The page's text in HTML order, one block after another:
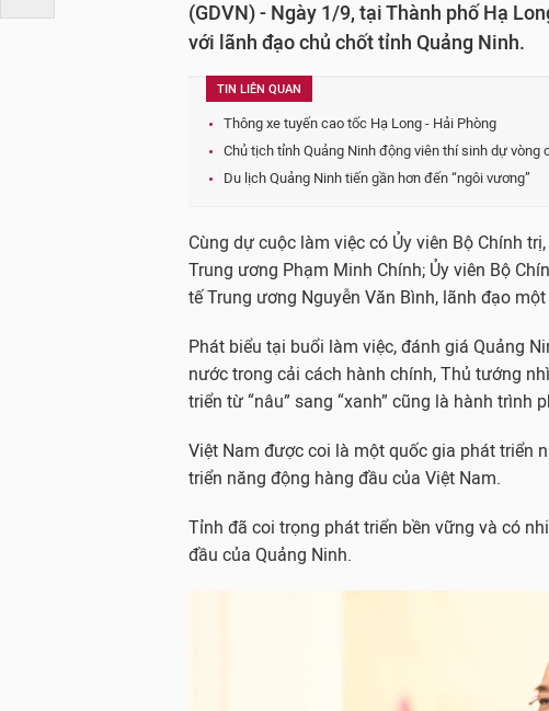
(GDVN) - Ngày 1/9, tại Thành phố Hạ
với lãnh đạo chủ chốt tỉnh Quảng Ninh.
TIN LIÊN QUAN
Thông xe tuyến cao tốc Hạ Long - Hải Phòng
Chủ tịch tỉnh Quảng Ninh động viên thí sinh dự vòng
Du lịch Quảng Ninh tiến gần hơn đến “ngôi vương”
Cùng dự cuộc làm việc có Ủy viên Bộ Chính
Trung ương Phạm Minh Chính; Ủy viên Bộ
tế Trung ương Nguyễn Văn Bình, lãnh đạo
Phát biểu tại buổi làm việc, đánh giá Quảng
nước trong cải cách hành chính, Thủ tướng
triển từ “nâu” sang “xanh” cũng là hành trình
Việt Nam được coi là một quốc gia phát triển
triển năng động hàng đầu của Việt Nam.
Tỉnh đã coi trọng phát triển bền vững và có
đầu của Quảng Ninh.